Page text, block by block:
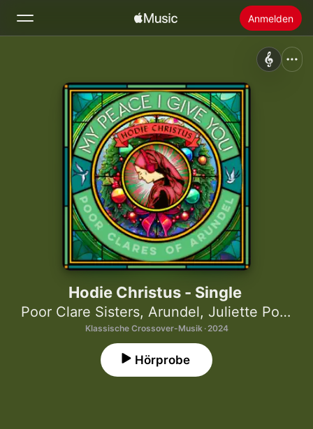
Anmelden
Startseite
Apple Music installieren
Hodie Christus - Single
Poor Clare Sisters, Arundel, Juliette Pochin
Klassische Crossover-Musik · 2024
Hörprobe